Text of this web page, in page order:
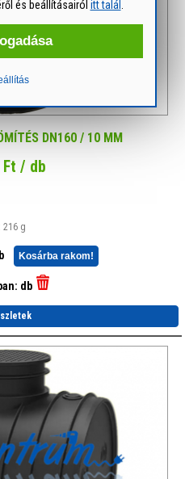
és beállításairól itt talál
DN160 / 10 MM
Ft / db
216 g
Kosárba rakom!
db